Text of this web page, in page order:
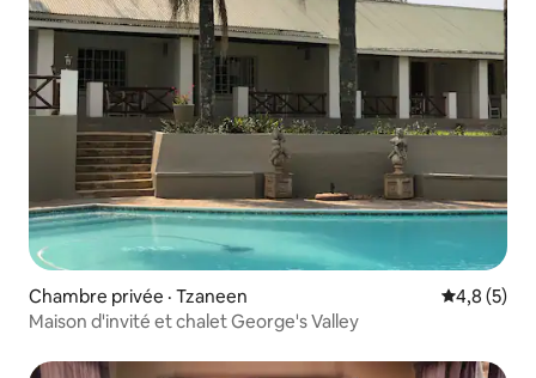
Chambre privée · Tzaneen Note
4,8 (5)
Maison d'invité et chalet George's Valley